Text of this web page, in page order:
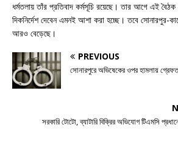
ধর্মতলায় তাঁর প্রতিবাদ কর্মসূচি রয়েছে। তার আগে এই বৈঠক
দিকনির্দেশ দেবেন এমনই আশা করা হচ্ছে। তবে সোনারপুর-
আরও বেড়েছে।
PREVIOUS
সোনারপুরে অভিষেকের ওপর হামলায়
সরকারি টোটো, ব্যাটারি বিক্রির অভিযোগ টিএমসি